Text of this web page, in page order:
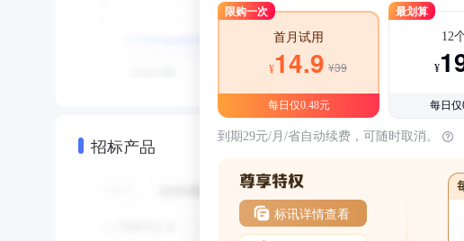
招标产品
限购一次
首月试用
¥14.9 ¥39
每日仅0.48元
最划算
12
¥
每日仅
到期29元/月/省自动续费，可随时取消。
标讯详情查看